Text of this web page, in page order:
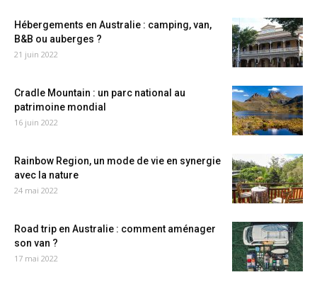
Hébergements en Australie : camping, van,
B&B ou auberges ?
21 juin 2022
Cradle Mountain : un parc national au
patrimoine mondial
16 juin 2022
Rainbow Region, un mode de vie en synergie
avec la nature
24 mai 2022
Road trip en Australie : comment aménager
son van ?
17 mai 2022